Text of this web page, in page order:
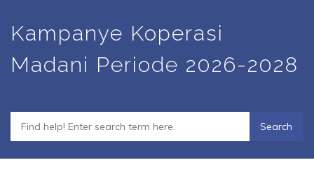
content
Kampanye Koperasi
Madani Periode 2026-2028